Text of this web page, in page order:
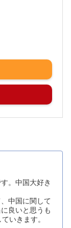
。中国大好き
中国に関して
良いと思うも
いきます。